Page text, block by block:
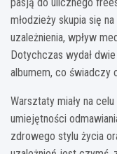
młodzieży skupia się
uzależnienia, wpływ
Dotychczas wydał
albumem, co świadczy
Warsztaty miały na
umiejętności
zdrowego stylu życia